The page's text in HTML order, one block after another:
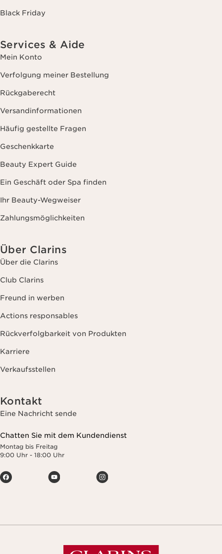
Black Friday
Services & Aide
Mein Konto
Verfolgung meiner Bestellung
Rückgaberecht
Versandinformationen
Häufig gestellte Fragen
Geschenkkarte
Beauty Expert Guide
Ein Geschäft oder Spa finden
Ihr Beauty-Wegweiser
Zahlungsmöglichkeiten
Über Clarins
Über die Clarins
Club Clarins
Freund in werben
Actions responsables
Rückverfolgbarkeit von Produkten
Karriere
Verkaufsstellen
Kontakt
Eine Nachricht sende
Chatten Sie mit dem Kundendienst
Montag bis Freitag
9:00 Uhr - 18:00 Uhr